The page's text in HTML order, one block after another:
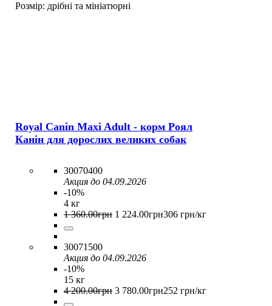
Розмір: дрібні та мініатюрні
Royal Canin Maxi Adult - корм Роял
Канін для дорослих великих собак
30070400
Акция до 04.09.2026
-10%
4 кг
1 360.00грн 1 224.00грн306 грн/кг
30071500
Акция до 04.09.2026
-10%
15 кг
4 200.00грн 3 780.00грн252 грн/кг